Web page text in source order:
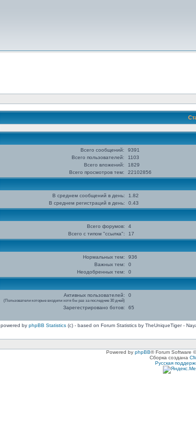
Всего сообщений: 9391
Всего пользователей:
1103
Всего вложений:
1829
Всего просмотров тем:
22102856
В среднем сообщений в день: 1.82
В среднем регистраций в день:
0.43
Всего форумов: 4
Всего с типом "ссылка":
17
Нормальных тем: 936
Важных тем:
0
Неодобренных тем:
0
Активных пользователей:
(Пользователи которые входили хотя бы раз за последние 30 дней)
0
Зарегестрировано ботов: 65
powered by phpBB Statistics (c) - based on Forum Statistics by TheUniqueTiger -
Powered by phpBB® Forum Software
Сборка создана
Русская